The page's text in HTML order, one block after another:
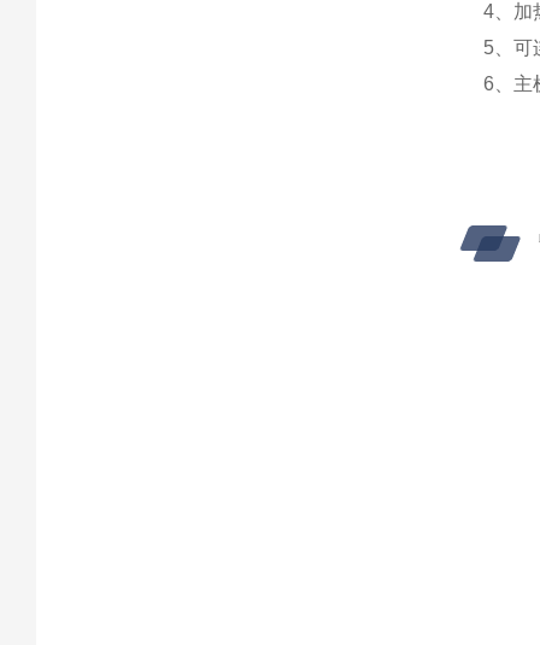
4、加
5、可
6、主